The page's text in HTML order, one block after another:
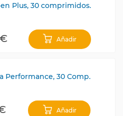
Plus, 30 comprimidos.
Añadir
Performance, 30 Comp.
Añadir